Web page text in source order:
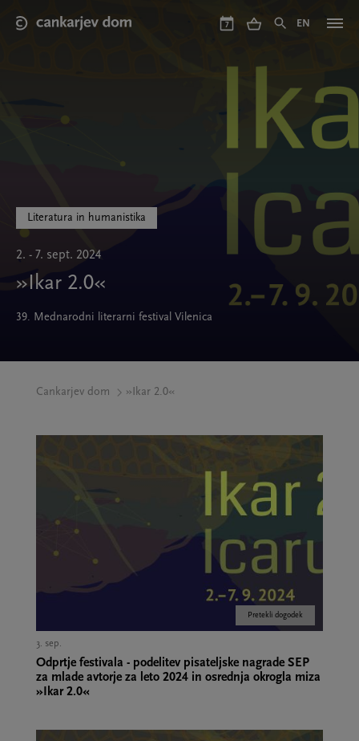
main
7 EN
Literatura in humanistika
2. - 7. sept. 2024
»Ikar 2.0«
39. Mednarodni literarni festival Vilenica
Cankarjev dom »Ikar 2.0«
Pretekli dogodek
3. sep.
Odprtje festivala - podelitev pisateljske nagrade SEP
za mlade avtorje za leto 2024 in osrednja okrogla miza
»Ikar 2.0«